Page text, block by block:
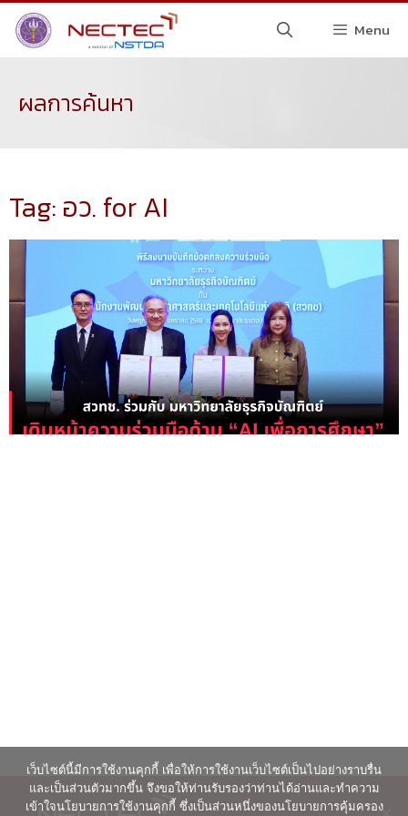
Menu
ผลการค้นหา
Tag: อว. for AI
เว็บไซต์นี้มีการใช้งานคุกกี้ เพื่อให้การใช้งานเว็บไซต์เป็นไปอย่างราบรื่น
และเป็นส่วนตัวมากขึ้น จึงขอให้ท่านรับรองว่าท่านได้อ่านและทำความ
เข้าใจนโยบายการใช้งานคุกกี้ ซึ่งเป็นส่วนหนึ่งของนโยบายการคุ้มครอง